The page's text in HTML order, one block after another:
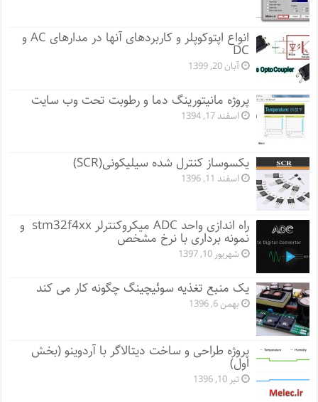
انواع اپتوکوپلر و کاربردهای آنها در مدارهای AC و
DC
آبان 20, 1399
پروژه مانيتورينگ دما و رطوبت تحت وب سایت
اسفند 17, 1394
یکسوساز کنترل شده سیلیکونی(SCR)
اسفند 11, 1396
راه اندازی واحد ADC میکروکنترلر stm32f4xx و
نمونه برداری با نرخ مشخص
شهریور 10, 1397
یک منبع تغذیه سوئیچینگ چگونه کار می کند
بهمن 6, 1396
پروژه طراحی و ساخت دیتالاگر با آردوینو (بخش
اول)
تیر 10, 1396